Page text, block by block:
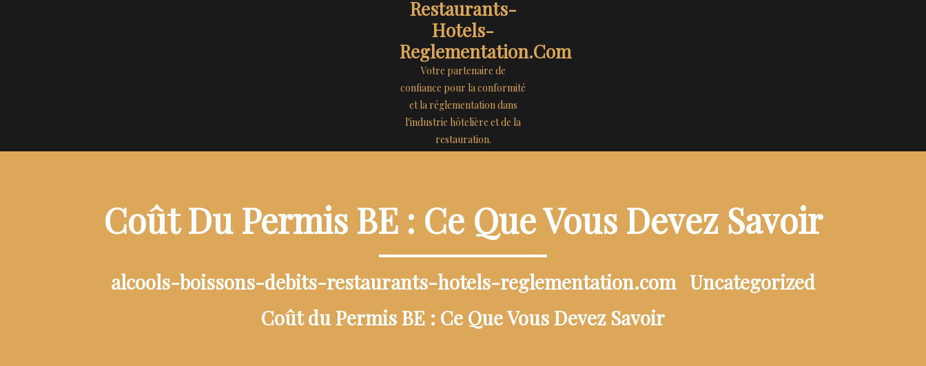
Restaurants-
Hotels-
Reglementation.com
Votre partenaire de
confiance pour la conformité
et la réglementation dans
l'industrie hôtelière et de la
restauration.
Coût Du Permis BE : Ce Que Vous Devez Savoir
alcools-boissons-debits-restaurants-hotels-reglementation.com Uncategorized
Coût du Permis BE : Ce Que Vous Devez Savoir